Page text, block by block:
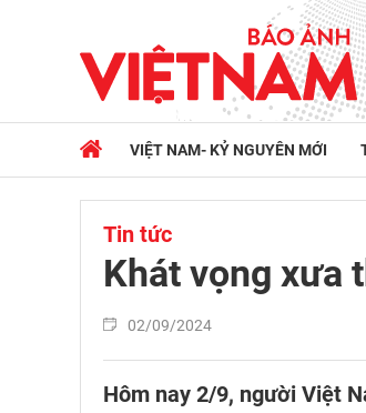
VIỆT NAM- KỶ NGUYÊN MỚI
Tin tức
Khát vọng xưa
02/09/2024
Hôm nay 2/9, người Việt